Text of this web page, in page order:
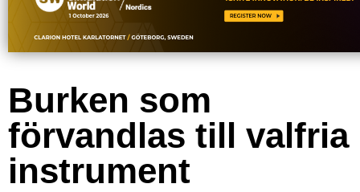
Burken som
förvandlas till valfria
instrument